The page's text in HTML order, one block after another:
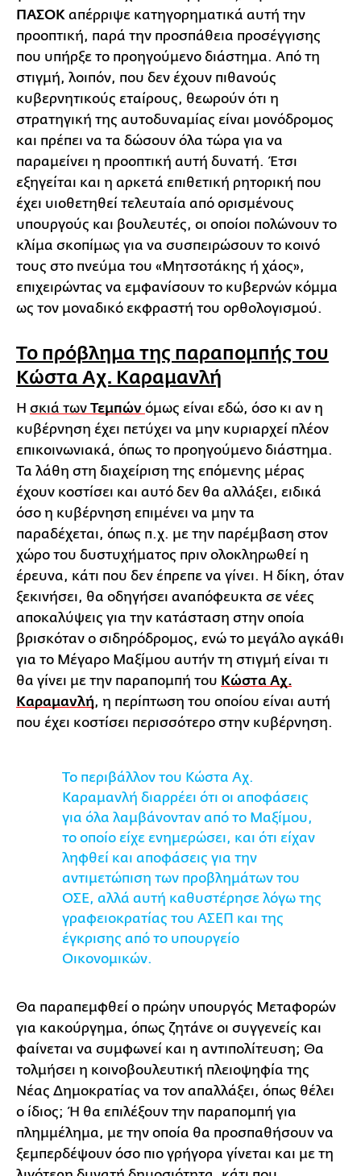
ΠΑΣΟΚ απέρριψε κατηγορηματικά αυτή την
προοπτική, παρά την προσπάθεια προσέγγισης
που υπήρξε το προηγούμενο διάστημα. Από τη
στιγμή, λοιπόν, που δεν έχουν πιθανούς
κυβερνητικούς εταίρους, θεωρούν ότι η
στρατηγική της αυτοδυναμίας είναι μονόδρομος
και πρέπει να τα δώσουν όλα τώρα για να
παραμείνει η προοπτική αυτή δυνατή. Έτσι
εξηγείται και η αρκετά επιθετική ρητορική που
έχει υιοθετηθεί τελευταία από ορισμένους
υπουργούς και βουλευτές, οι οποίοι πολώνουν το
κλίμα σκοπίμως για να συσπειρώσουν το κοινό
τους στο πνεύμα του «Μητσοτάκης ή χάος»,
επιχειρώντας να εμφανίσουν το κυβερνών κόμμα
ως τον μοναδικό εκφραστή του ορθολογισμού.
Το πρόβλημα της παραπομπής του
Κώστα Αχ. Καραμανλή
Η σκιά των Τεμπών όμως είναι εδώ, όσο κι αν η
κυβέρνηση έχει πετύχει να μην κυριαρχεί πλέον
επικοινωνιακά, όπως το προηγούμενο διάστημα.
Τα λάθη στη διαχείριση της επόμενης μέρας
έχουν κοστίσει και αυτό δεν θα αλλάξει, ειδικά
όσο η κυβέρνηση επιμένει να μην τα
παραδέχεται, όπως π.χ. με την παρέμβαση στον
χώρο του δυστυχήματος πριν ολοκληρωθεί η
έρευνα, κάτι που δεν έπρεπε να γίνει. Η δίκη, όταν
ξεκινήσει, θα οδηγήσει αναπόφευκτα σε νέες
αποκαλύψεις για την κατάσταση στην οποία
βρισκόταν ο σιδηρόδρομος, ενώ το μεγάλο αγκάθι
για το Μέγαρο Μαξίμου αυτήν τη στιγμή είναι τι
θα γίνει με την παραπομπή του Κώστα Αχ.
Καραμανλή, η περίπτωση του οποίου είναι αυτή
που έχει κοστίσει περισσότερο στην κυβέρνηση.
Το περιβάλλον του Κώστα Αχ.
Καραμανλή διαρρέει ότι οι αποφάσεις
για όλα λαμβάνονταν από το Μαξίμου,
το οποίο είχε ενημερώσει, και ότι είχαν
ληφθεί και αποφάσεις για την
αντιμετώπιση των προβλημάτων του
ΟΣΕ, αλλά αυτή καθυστέρησε λόγω της
γραφειοκρατίας του ΑΣΕΠ και της
έγκρισης από το υπουργείο
Οικονομικών.
Θα παραπεμφθεί ο πρώην υπουργός Μεταφορών
για κακούργημα, όπως ζητάνε οι συγγενείς και
φαίνεται να συμφωνεί και η αντιπολίτευση; Θα
τολμήσει η κοινοβουλευτική πλειοψηφία της
Νέας Δημοκρατίας να τον απαλλάξει, όπως θέλει
ο ίδιος; Ή θα επιλέξουν την παραπομπή για
πλημμέλημα, με την οποία θα προσπαθήσουν να
ξεμπερδέψουν όσο πιο γρήγορα γίνεται και με τη